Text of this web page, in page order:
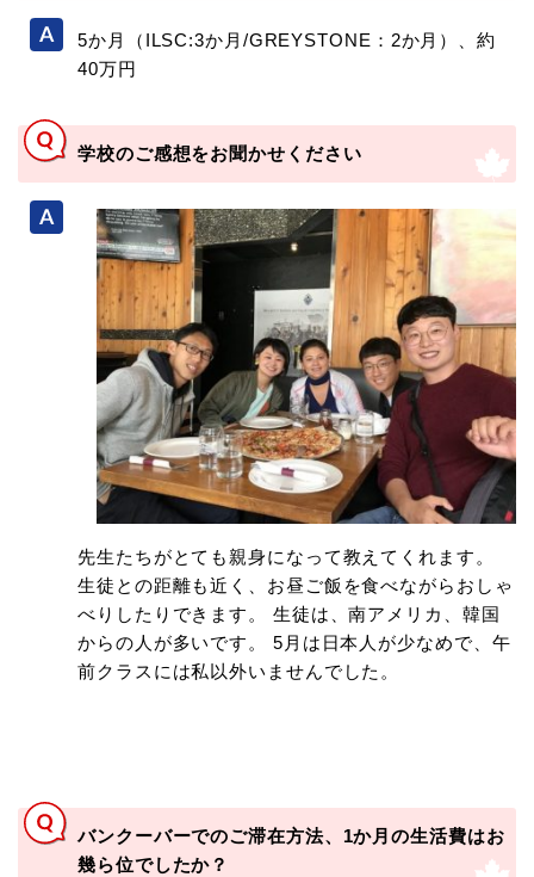
5か月（ILSC:3か月/GREYSTONE：2か月）、約
40万円
学校のご感想をお聞かせください
先生たちがとても親身になって教えてくれます。
生徒との距離も近く、お昼ご飯を食べながらおしゃ
べりしたりできます。 生徒は、南アメリカ、韓国
からの人が多いです。 5月は日本人が少なめで、午
前クラスには私以外いませんでした。
バンクーバーでのご滞在方法、1か月の生活費はお
幾ら位でしたか？